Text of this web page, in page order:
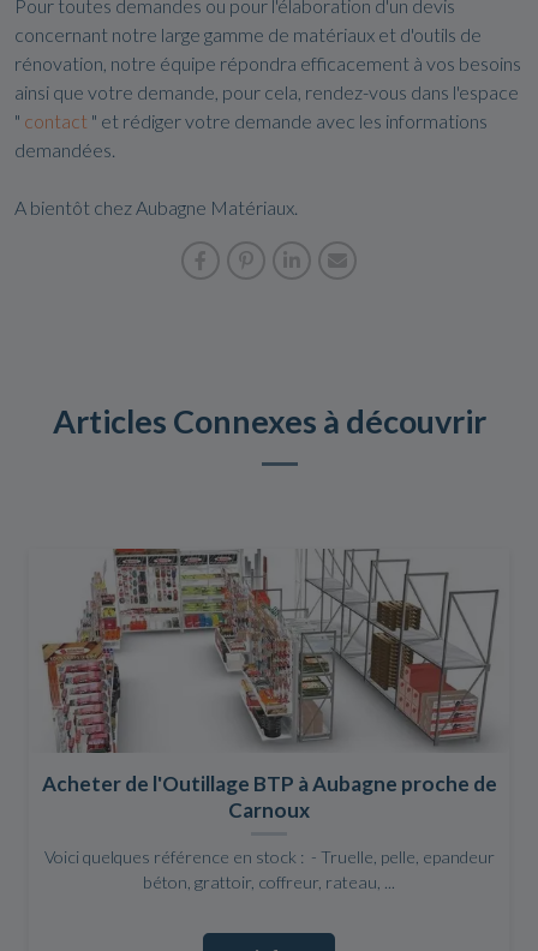
Pour toutes demandes ou pour l'élaboration d'un devis
concernant notre large gamme de matériaux et d'outils de
rénovation, notre équipe répondra efficacement à vos besoins
ainsi que votre demande, pour cela, rendez-vous dans l'espace
" contact " et rédiger votre demande avec les informations
demandées.
A bientôt chez Aubagne Matériaux.
Articles Connexes à découvrir
Acheter de l'Outillage BTP à Aubagne proche de
Carnoux
Voici quelques référence en stock : - Truelle, pelle, epandeur
béton, grattoir, coffreur, rateau, ...